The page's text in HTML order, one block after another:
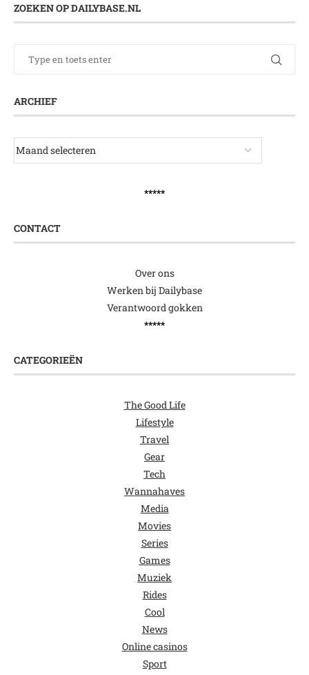
ZOEKEN OP DAILYBASE.NL
ARCHIEF
*****
CONTACT
Over ons
Werken bij Dailybase
Verantwoord gokken
*****
CATEGORIEËN
The Good Life
Lifestyle
Travel
Gear
Tech
Wannahaves
Media
Movies
Series
Games
Muziek
Rides
Cool
News
Online casinos
Sport